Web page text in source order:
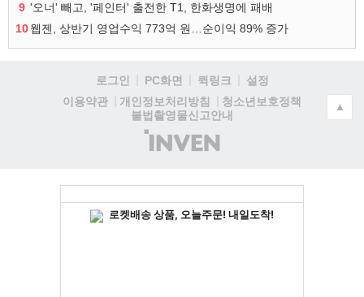
9 '오너' 빼고, '페인터' 출전한 T1, 한화생명에 패배
10웹젠, 상반기 영업수익 773억 원…순이익 89% 증가
로그인 PC화면 퀵링크
설정
이용약관
개인정보처리방침
청소년보호정책
불법촬영물신고안내
(주)
인
▲